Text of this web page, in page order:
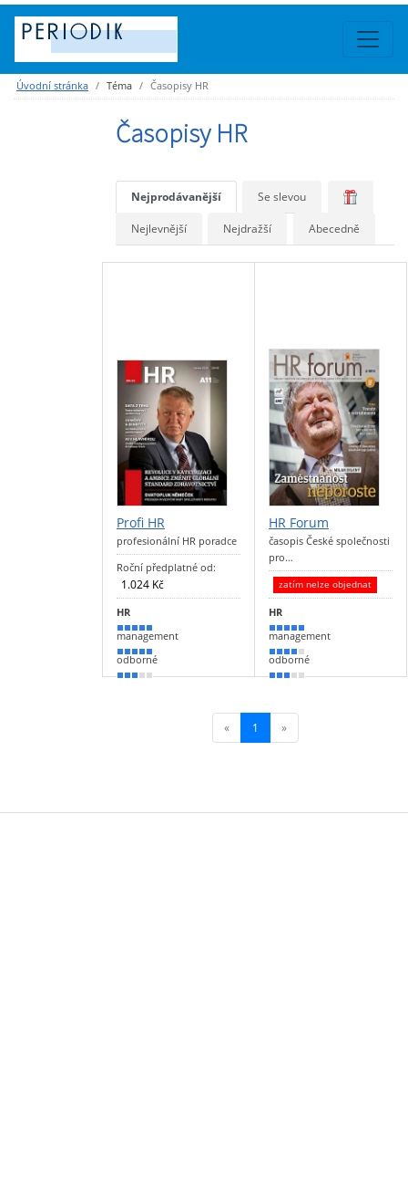
Úvodní stránka Téma Časopisy HR
Časopisy HR
Nejprodávanější Se slevou
Nejlevnější Nejdražší Abecedně
Profi HR
profesionální HR poradce
Roční předplatné od:
1.024 Kč
HR
100 %
management
90 %
odborné
50 %
HR Forum
časopis České společnosti
pro…
zatím nelze objednat
HR
90 %
management
80 %
odborné
50 %
« 1 (current)
»